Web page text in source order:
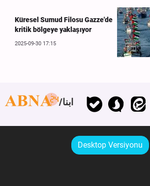
Küresel Sumud Filosu Gazze'de
kritik bölgeye yaklaşıyor
2025-09-30 17:15
ابنا
Desktop Versiyonu